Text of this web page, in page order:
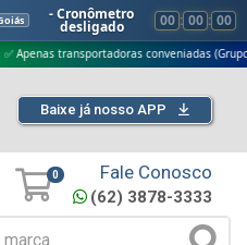
- Cronômetro
desligado 00 : 00 : 00
transportadoras conveniadas (Grupo G5)
Baixe já nosso APP
0 Fale Conosco
(62) 3878-3333